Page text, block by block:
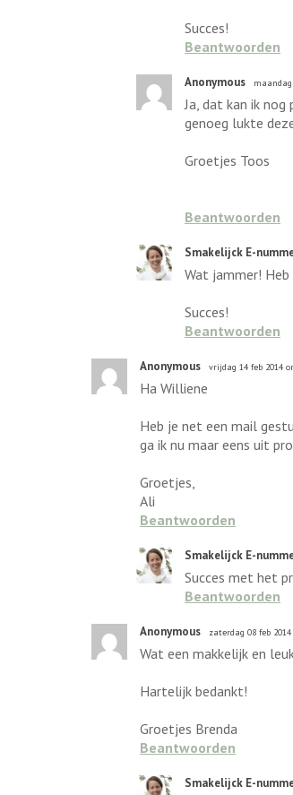
Succes!
Beantwoorden
Anonymous
Ja, dat kan ik nog
genoeg lukte
Groetjes Toos
Beantwoorden
Smakelijck E-
Wat jammer!
Succes!
Beantwoorden
Anonymous vrijdag 14 feb 2014
Ha Williene
Heb je net een mail
ga ik nu maar eens uit
Groetjes,
Ali
Beantwoorden
Smakelijck E-
Succes met het
Beantwoorden
Anonymous zaterdag 08 feb
Wat een makkelijk en
Hartelijk bedankt!
Groetjes Brenda
Beantwoorden
Smakelijck E-